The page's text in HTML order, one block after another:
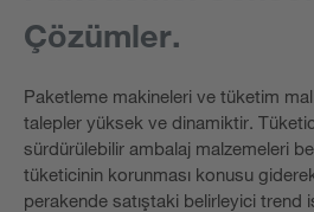
Çözümler.
Paketleme makineleri ve tüketim
talepler yüksek ve dinamiktir.
sürdürülebilir ambalaj malzemeleri
tüketicinin korunması konusu
perakende satıştaki belirleyici trend